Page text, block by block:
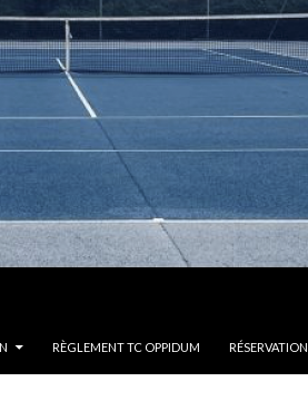
RÈGLEMENT TC OPPIDUM RÉSERVATION